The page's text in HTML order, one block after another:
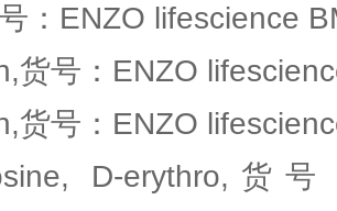
：ENZO lifescience
货号：ENZO
货号：ENZO
D-erythro,货号